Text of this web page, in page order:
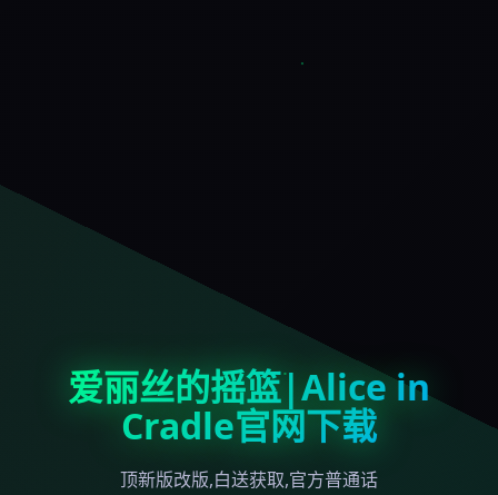
爱丽丝的摇篮|Alice in
Cradle官网下载
顶新版改版,白送获取,官方普通话